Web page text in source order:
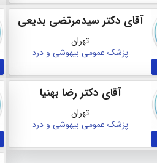
آقای دکتر سیدمرتضی بدیعی
تهران
پزشک عمومی بیهوشی و درد
آقای دکتر رضا بهنیا
تهران
پزشک عمومی بیهوشی و درد